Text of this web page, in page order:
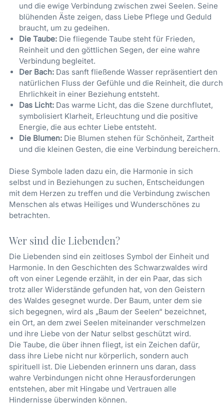
und die ewige Verbindung zwischen zwei Seelen. Seine
blühenden Äste zeigen, dass Liebe Pflege und Geduld
braucht, um zu gedeihen.
Die Taube: Die fliegende Taube steht für Frieden,
Reinheit und den göttlichen Segen, der eine wahre
Verbindung begleitet.
Der Bach: Das sanft fließende Wasser repräsentiert den
natürlichen Fluss der Gefühle und die Reinheit, die durch
Ehrlichkeit in einer Beziehung entsteht.
Das Licht: Das warme Licht, das die Szene durchflutet,
symbolisiert Klarheit, Erleuchtung und die positive
Energie, die aus echter Liebe entsteht.
Die Blumen: Die Blumen stehen für Schönheit, Zartheit
und die kleinen Gesten, die eine Verbindung bereichern.
Diese Symbole laden dazu ein, die Harmonie in sich
selbst und in Beziehungen zu suchen, Entscheidungen
mit dem Herzen zu treffen und die Verbindung zwischen
Menschen als etwas Heiliges und Wunderschönes zu
betrachten.
Wer sind die Liebenden?
Die Liebenden sind ein zeitloses Symbol der Einheit und
Harmonie. In den Geschichten des Schwarzwaldes wird
oft von einer Legende erzählt, in der ein Paar, das sich
trotz aller Widerstände gefunden hat, von den Geistern
des Waldes gesegnet wurde. Der Baum, unter dem sie
sich begegnen, wird als „Baum der Seelen“ bezeichnet,
ein Ort, an dem zwei Seelen miteinander verschmelzen
und ihre Liebe von der Natur selbst geschützt wird.
Die Taube, die über ihnen fliegt, ist ein Zeichen dafür,
dass ihre Liebe nicht nur körperlich, sondern auch
spirituell ist. Die Liebenden erinnern uns daran, dass
wahre Verbindungen nicht ohne Herausforderungen
entstehen, aber mit Hingabe und Vertrauen alle
Hindernisse überwinden können.